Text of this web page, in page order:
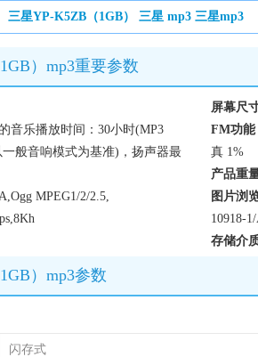
三星YP-K5ZB（1GB） 三星 mp3 三星mp3
）mp3重要参数
屏幕尺
音乐播放时间：30小时(MP3
一般音响模式为基准)，扬声器最
FM功能
真 1%
产品重
MPEG1/2/2.5,
图片浏
10918-
存储介
）mp3参数
闪存式